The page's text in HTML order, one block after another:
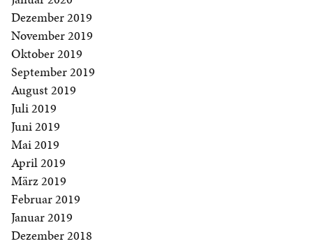
Dezember 2019
November 2019
Oktober 2019
September 2019
August 2019
Juli 2019
Juni 2019
Mai 2019
April 2019
März 2019
Februar 2019
Januar 2019
Dezember 2018